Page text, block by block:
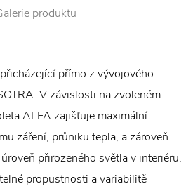
produktu
přímo z vývojového
V závislosti na zvoleném
ALFA zajišťuje maximální
záření, průniku tepla, a zároveň
přirozeného světla v interiéru.
propustnosti a variabilitě